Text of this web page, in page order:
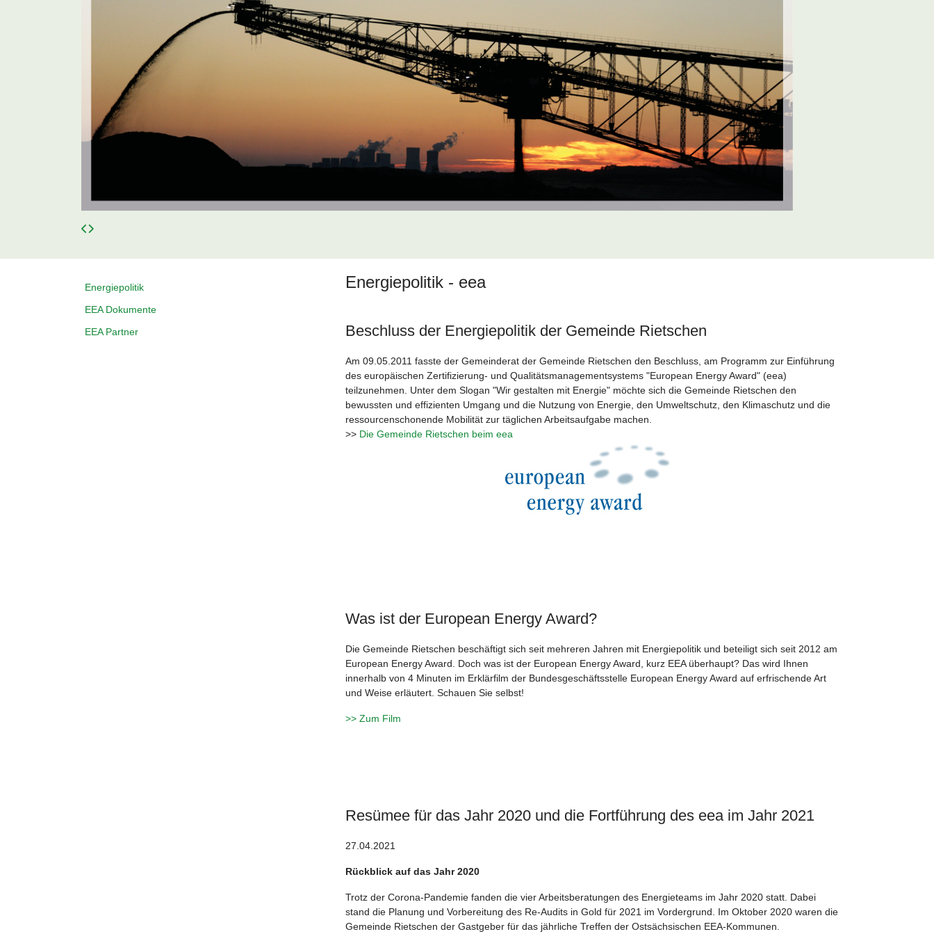
Energiepolitik
EEA Dokumente
EEA Partner
Energiepolitik - eea
Beschluss der Energiepolitik der Gemeinde Rietschen
Am 09.05.2011 fasste der Gemeinderat der Gemeinde Rietschen den Beschluss, am Programm zur Einführung
des europäischen Zertifizierung- und Qualitätsmanagementsystems "European Energy Award" (eea)
teilzunehmen. Unter dem Slogan "Wir gestalten mit Energie" möchte sich die Gemeinde Rietschen den
bewussten und effizienten Umgang und die Nutzung von Energie, den Umweltschutz, den Klimaschutz und die
ressourcenschonende Mobilität zur täglichen Arbeitsaufgabe machen.
>> Die Gemeinde Rietschen beim eea
Was ist der European Energy Award?
Die Gemeinde Rietschen beschäftigt sich seit mehreren Jahren mit Energiepolitik und beteiligt sich seit 2012 am
European Energy Award. Doch was ist der European Energy Award, kurz EEA überhaupt? Das wird Ihnen
innerhalb von 4 Minuten im Erklärfilm der Bundesgeschäftsstelle European Energy Award auf erfrischende Art
und Weise erläutert. Schauen Sie selbst!
>> Zum Film
Resümee für das Jahr 2020 und die Fortführung des eea im Jahr 2021
27.04.2021
Rückblick auf das Jahr 2020
Trotz der Corona-Pandemie fanden die vier Arbeitsberatungen des Energieteams im Jahr 2020 statt. Dabei
stand die Planung und Vorbereitung des Re-Audits in Gold für 2021 im Vordergrund. Im Oktober 2020 waren die
Gemeinde Rietschen der Gastgeber für das jährliche Treffen der Ostsächsischen EEA-Kommunen.